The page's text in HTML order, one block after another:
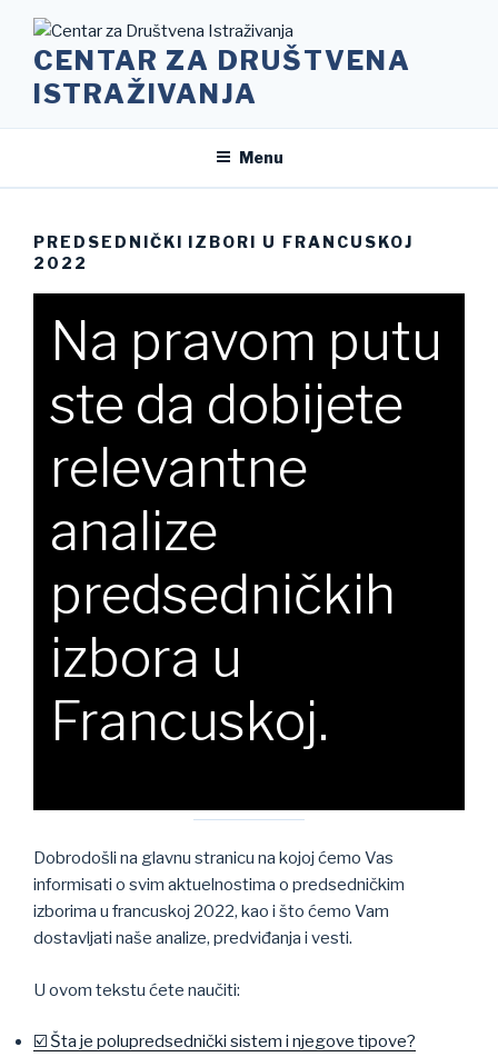
contentCENTAR ZA DRUŠTVENA
ISTRAŽIVANJA
Menu
PREDSEDNIČKI IZBORI U FRANCUSKOJ
2022
Na pravom putu
ste da dobijete
relevantne
analize
predsedničkih
izbora u
Francuskoj.
Dobrodošli na glavnu stranicu na kojoj ćemo Vas
informisati o svim aktuelnostima o predsedničkim
izborima u francuskoj 2022, kao i što ćemo Vam
dostavljati naše analize, predviđanja i vesti.
U ovom tekstu ćete naučiti:
☑️ Šta je polupredsednički sistem i njegove tipove?